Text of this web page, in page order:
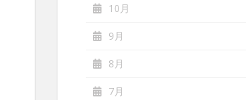
10月
9月
8月
7月